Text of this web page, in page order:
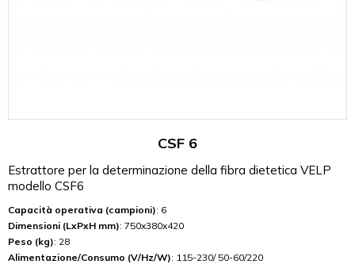
CSF 6
Estrattore per la determinazione della fibra dietetica VELP
modello CSF6
Capacità operativa (campioni): 6
Dimensioni (LxPxH mm): 750x380x420
Peso (kg): 28
Alimentazione/Consumo (V/Hz/W): 115-230/ 50-60/220